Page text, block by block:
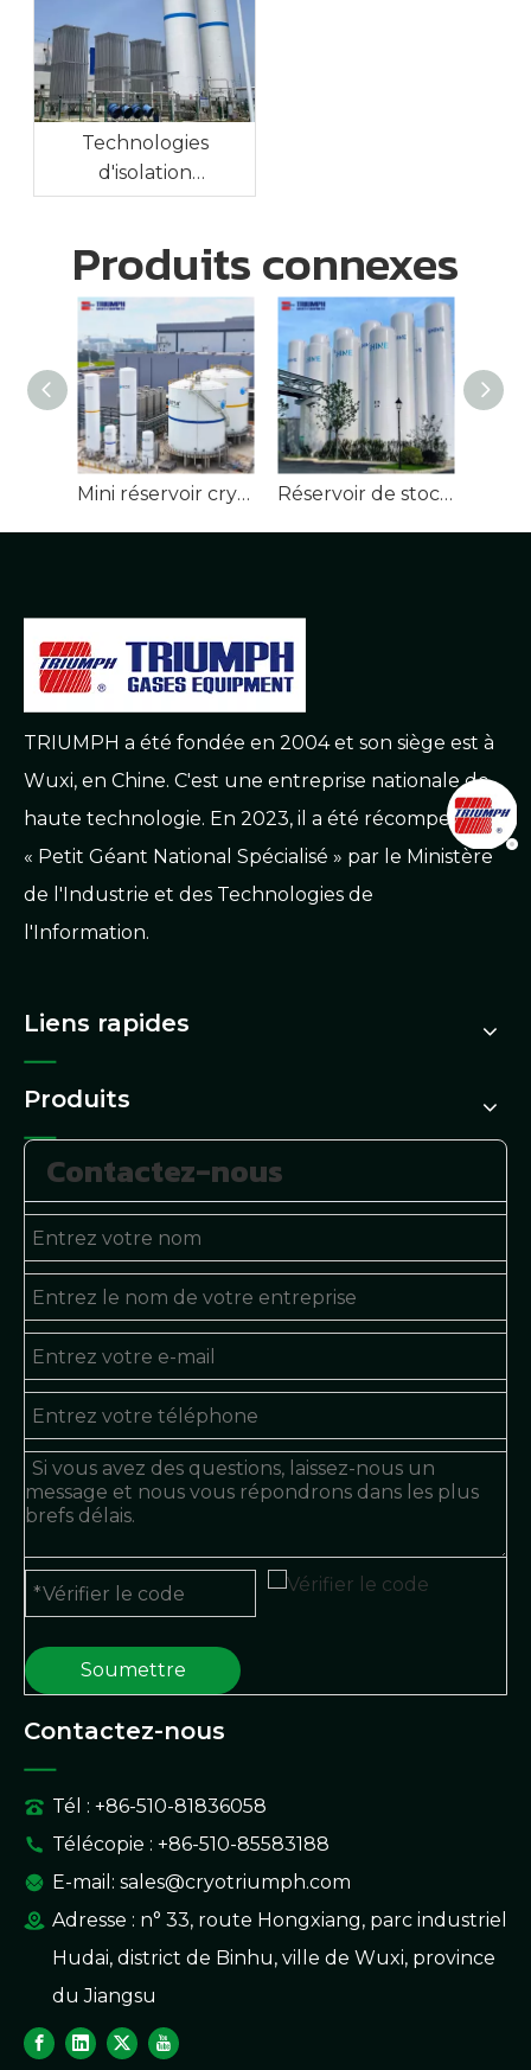
Technologies
d'isolation
cryogénique des
de températures
ultra-basses pour un
stockage à long
terme
Produits connexes
Mini réservoir cryogénique haute performance pour GNL Réservoir de stockage de liquide cryogénique
TRIUMPH a été fondée en 2004 et son siège est à
Wuxi, en Chine. C'est une entreprise nationale de
haute technologie. En 2023, il a été récompensé
« Petit Géant National Spécialisé » par le Ministère
de l'Industrie et des Technologies de
l'Information.
Liens rapides
Produits
Contactez-nous
Soumettre
Contactez-nous
Tél : +86-510-81836058
Télécopie : +86-510-85583188
E-mail: sales@cryotriumph.com
Adresse : n° 33, route Hongxiang, parc industriel
Hudai, district de Binhu, ville de Wuxi, province
du Jiangsu